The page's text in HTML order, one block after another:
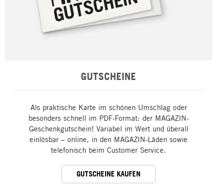
GUTSCHEINE
Als praktische Karte im schönen Umschlag oder
besonders schnell im PDF-Format: der MAGAZIN-
Geschenkgutschein! Variabel im Wert und überall
einlösbar – online, in den MAGAZIN-Läden sowie
telefonisch beim Customer Service.
GUTSCHEINE KAUFEN